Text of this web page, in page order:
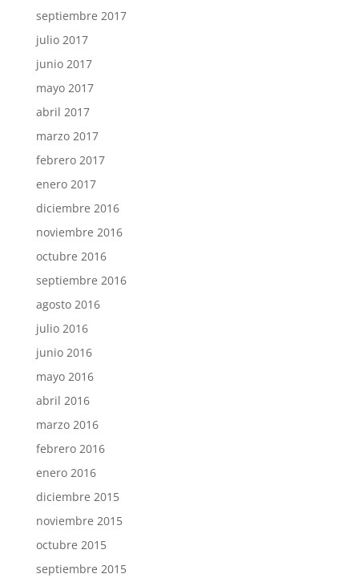
septiembre 2017
julio 2017
junio 2017
mayo 2017
abril 2017
marzo 2017
febrero 2017
enero 2017
diciembre 2016
noviembre 2016
octubre 2016
septiembre 2016
agosto 2016
julio 2016
junio 2016
mayo 2016
abril 2016
marzo 2016
febrero 2016
enero 2016
diciembre 2015
noviembre 2015
octubre 2015
septiembre 2015